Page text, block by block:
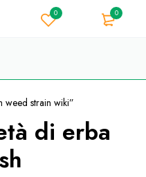
0 0
weed strain wiki”
di erba
uno
di
Preso!